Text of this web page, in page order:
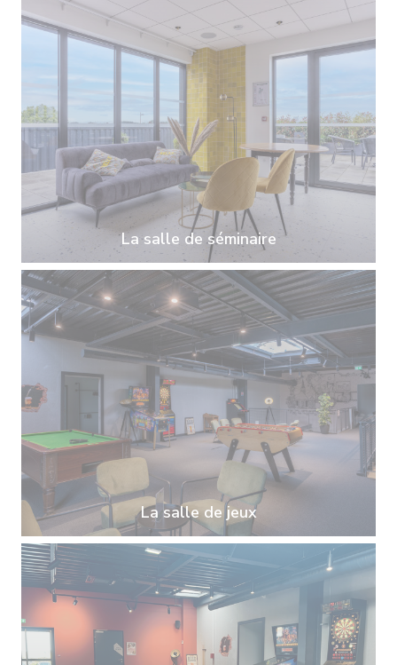
La salle de séminaire
La salle de jeux